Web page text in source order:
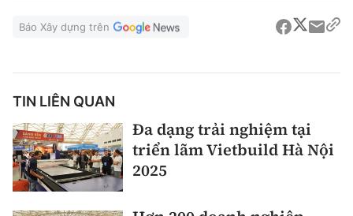
Báo Xây dựng trên
TIN LIÊN QUAN
Đa dạng trải nghiệm tại
triển lãm Vietbuild Hà Nội
2025